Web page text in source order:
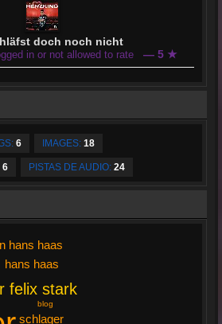
doch noch nicht
in or not allowed to rate — 5 ★
6 IMAGES: 18
6 PISTAS DE AUDIO: 24
felix stark
schlager
hans haas
hans haas
blog